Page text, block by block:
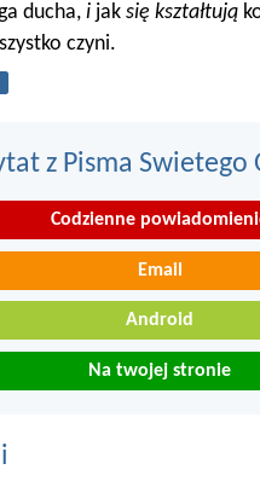
ducha, i jak się kształtują
czyni.
z Pisma Swietego
Codzienne
Email
Android
Na twojej stronie